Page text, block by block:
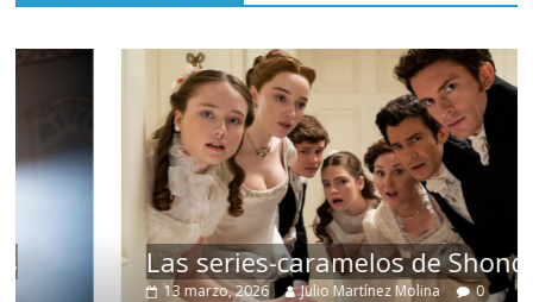
Las series-caramelos de Shondaland
13 marzo, 2026 Julio Martínez Molina 0